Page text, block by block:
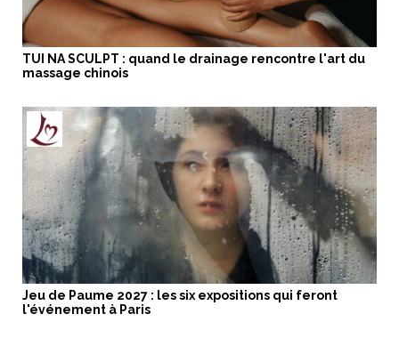
TUI NA SCULPT : quand le drainage rencontre l'art du
massage chinois
Jeu de Paume 2027 : les six expositions qui feront
l'événement à Paris